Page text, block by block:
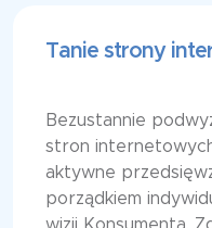
Tanie strony
Bezustannie
stron
aktywne
porządkiem